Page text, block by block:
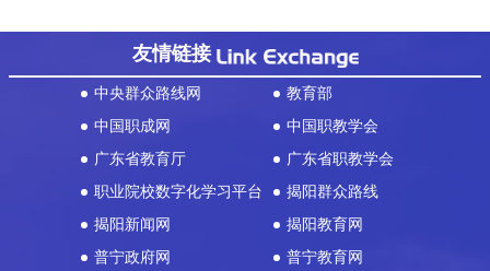
友情链接
中央群众路线网
教育部
中国职成网
中国职教学会
广东省教育厅
广东省职教学会
职业院校数字化学习平台
揭阳群众路线
揭阳新闻网
揭阳教育网
普宁政府网
普宁教育网